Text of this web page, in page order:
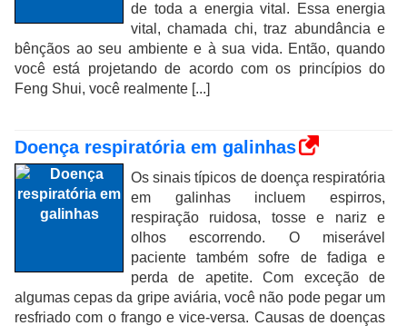
de toda a energia vital. Essa energia
vital, chamada chi, traz abundância e
bênçãos ao seu ambiente e à sua vida. Então, quando
você está projetando de acordo com os princípios do
Feng Shui, você realmente [...]
Doença respiratória em galinhas
Os sinais típicos de doença respiratória
em galinhas incluem espirros,
respiração ruidosa, tosse e nariz e
olhos escorrendo. O miserável
paciente também sofre de fadiga e
perda de apetite. Com exceção de
algumas cepas da gripe aviária, você não pode pegar um
resfriado com o frango e vice-versa. Causas de doenças